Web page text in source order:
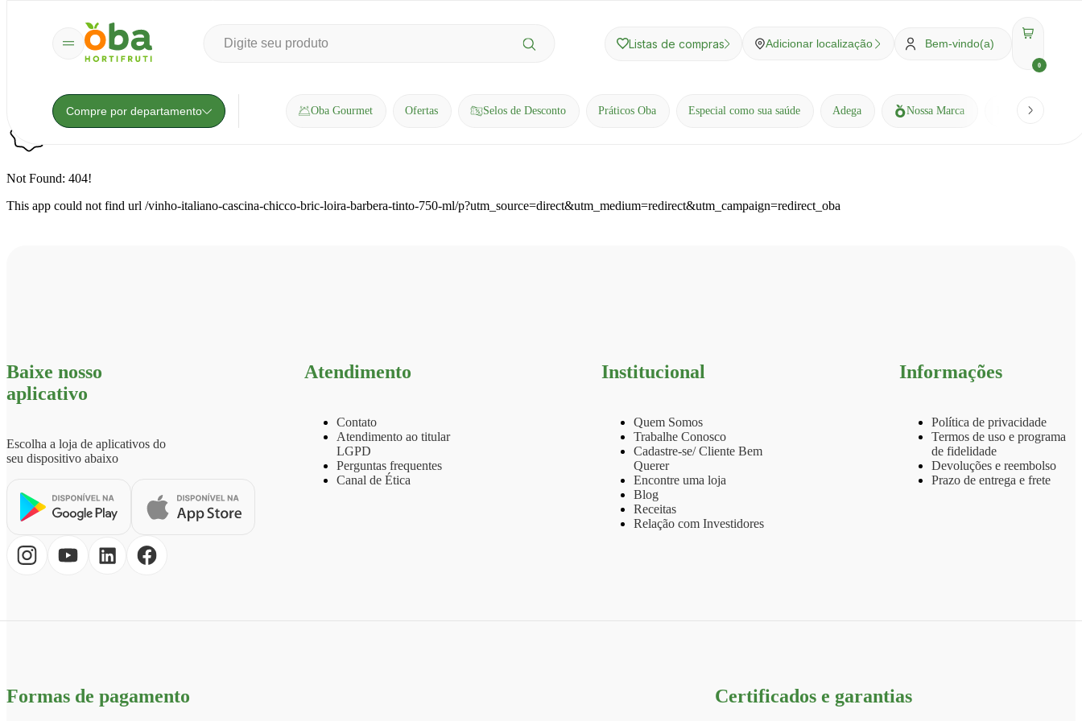
Listas de compras Adicionar localização Bem-vindo(a)
0
Compre por departamento Oba Gourmet Ofertas Selos de Desconto Práticos Oba Especial como sua saúde Adega Nossa Marca Receitas
Not Found: 404!
This app could not find url /vinho-italiano-cascina-chicco-bric-loira-barbera-tinto-750-ml/p?utm_source=direct&utm_medium=redirect&utm_campaign=redirect_oba
Baixe nosso
aplicativo
Escolha a loja de aplicativos do
seu dispositivo abaixo
Atendimento
Contato
Atendimento ao titular
LGPD
Perguntas frequentes
Canal de Ética
Institucional
Quem Somos
Trabalhe Conosco
Cadastre-se/ Cliente Bem
Querer
Encontre uma loja
Blog
Receitas
Relação com Investidores
Informações
Política de privacidade
Termos de uso e programa
de fidelidade
Devoluções e reembolso
Prazo de entrega e frete
Formas de pagamento Certificados e garantias